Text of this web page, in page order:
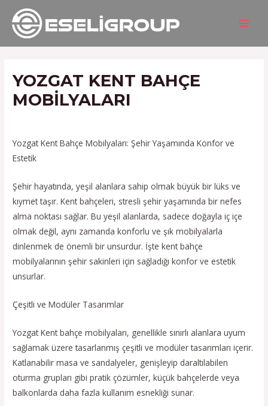
İçeriğe
atla
YOZGAT KENT BAHÇE
MOBILYALARI
Yozgat Kent Bahçe Mobilyaları: Şehir Yaşamında Konfor ve
Estetik
Şehir hayatında, yeşil alanlara sahip olmak büyük bir lüks ve
kıymet taşır. Kent bahçeleri, stresli şehir yaşamında bir nefes
alma noktası sağlar. Bu yeşil alanlarda, sadece doğayla iç içe
olmak değil, aynı zamanda konforlu ve şık mobilyalarla
dinlenmek de önemli bir unsurdur. İşte kent bahçe
mobilyalarının şehir sakinleri için sağladığı konfor ve estetik
unsurlar.
Çeşitli ve Modüler Tasarımlar
Yozgat Kent bahçe mobilyaları, genellikle sınırlı alanlara uyum
sağlamak üzere tasarlanmış çeşitli ve modüler tasarımları içerir.
Katlanabilir masa ve sandalyeler, genişleyip daraltılabilen
oturma grupları gibi pratik çözümler, küçük bahçelerde veya
balkonlarda daha fazla kullanım esnekliği sunar.
Yazı
gezinmesi